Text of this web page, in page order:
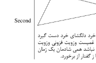
		} &
	\
end{tabular
document }